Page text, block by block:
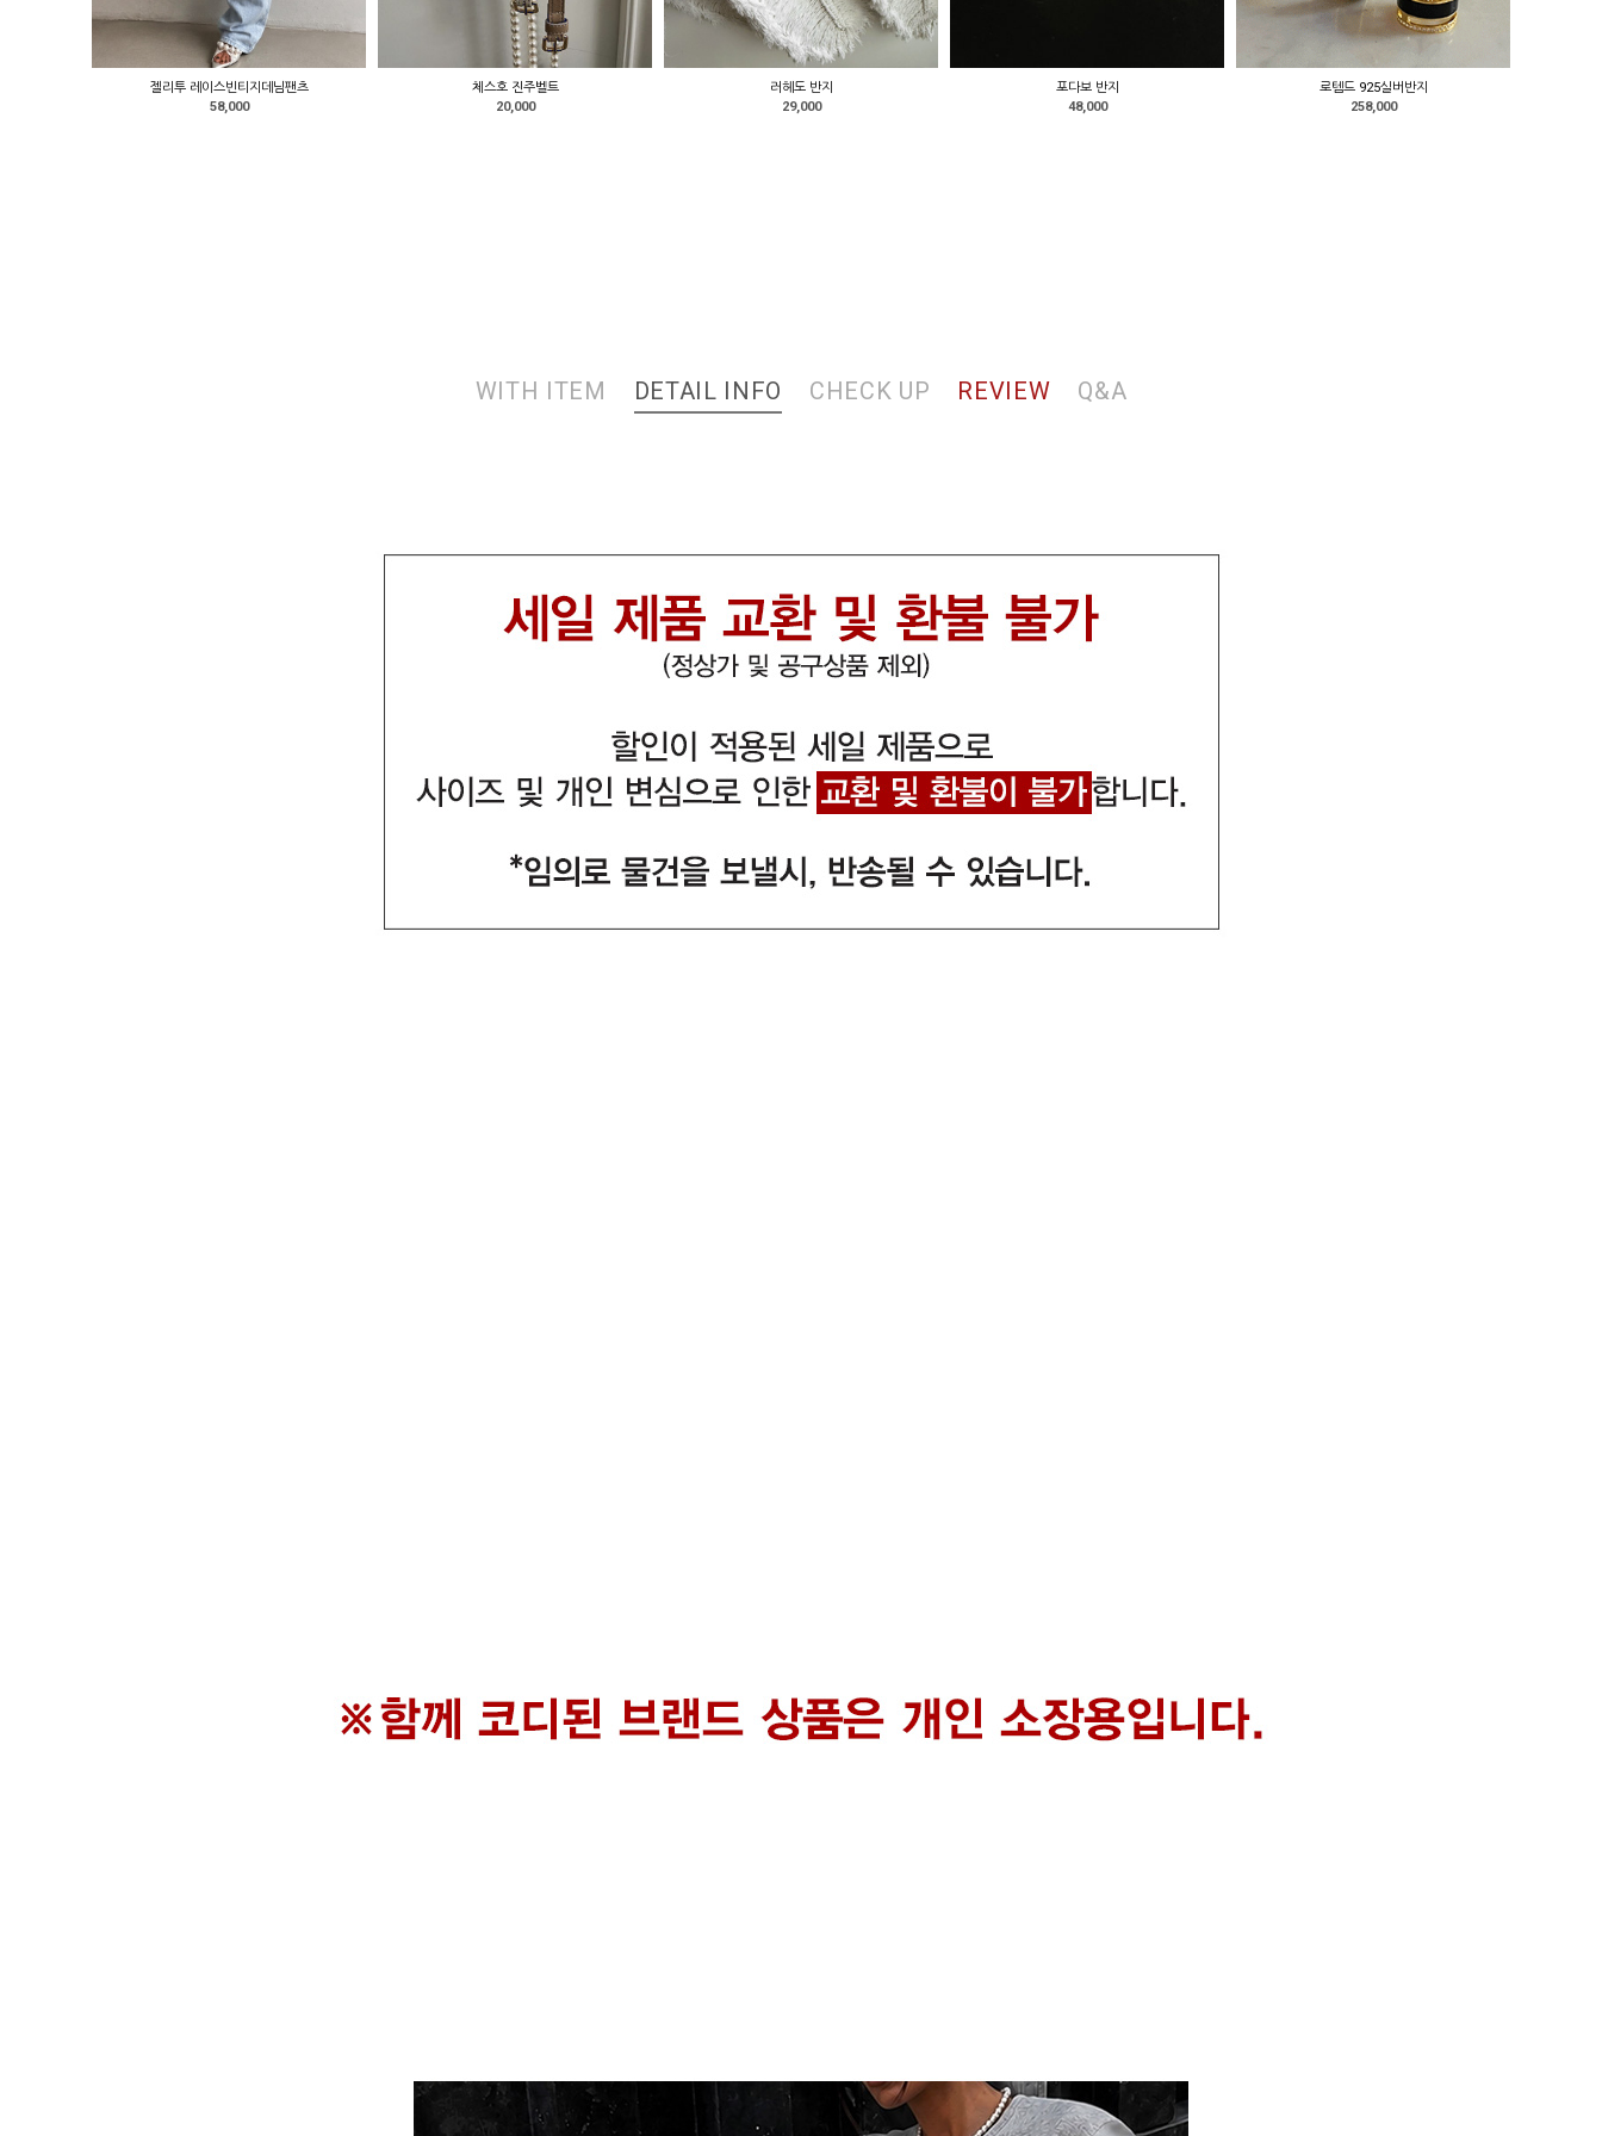
젤리투 레이스빈티지데님팬츠
58,000
체스호 진주벨트
20,000
러헤도 반지
29,000
포다보 반지
48,000
로템드 925실버반지
258,000
WITH ITEM DETAIL INFO CHECK UP REVIEW Q&A